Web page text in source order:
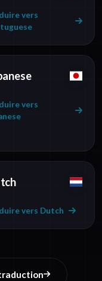
vers
vers
vers Dutch